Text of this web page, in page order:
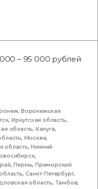
– 95 000 рублей
,Воронежская
,Иркутская область,
область, Калуга,
, Москва,
область,Нижний
,
,Пермь,Приморский
,Санкт-Петербург,
область, Тамбов,